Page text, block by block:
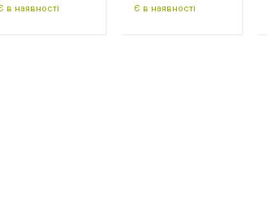
в наявності Є в наявності